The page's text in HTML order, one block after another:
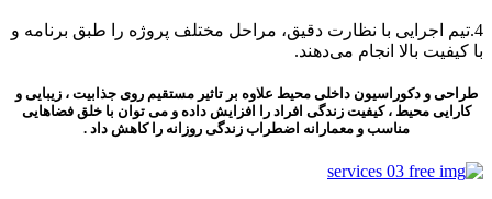
4.تیم اجرایی با نظارت دقیق، مراحل مختلف پروژه را طبق برنامه و
با کیفیت بالا انجام می‌دهند.
طراحی و دکوراسیون داخلی محیط علاوه بر تاثیر مستقیم روی جذابیت ، زیبایی و
کارایی محیط ، کیفیت زندگی افراد را افزایش داده و می توان با خلق فضاهایی
مناسب و معمارانه اضطراب زندگی روزانه را کاهش داد .